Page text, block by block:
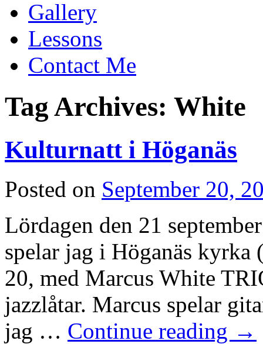
Gallery
Lessons
Contact Me
Tag Archives: White
Kulturnatt i Höganäs
Posted on September 20,
Lördagen den 21
spelar jag i Höganäs
20, med Marcus White
jazzlåtar. Marcus spelar
jag … Continue reading →